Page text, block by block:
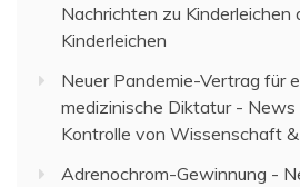
Nachrichten zu
Kinderleichen
Neuer Pandemie-Vertrag für
medizinische Diktatur -
Kontrolle von Wissenschaft
Adrenochrom-Gewinnung -